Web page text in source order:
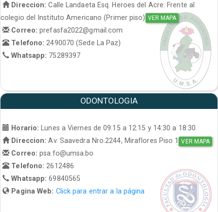
Direccion: Calle Landaeta Esq. Heroes del Acre: Frente al
colegio del Instituto Americano (Primer piso) VER MAPA
Correo:prefasfa2022@gmail.com
Telefono: 2490070 (Sede La Paz)
Whatsapp: 75289397
ODONTOLOGIA
Horario: Lunes a Viernes de 09:15 a 12:15 y 14:30 a 18:30
Direccion: Av. Saavedra Nro.2244, Miraflores Piso 1 VER MAPA
Correo:psa.fo@umsa.bo
Telefono:2612486
Whatsapp:69840565
Pagina Web: Click para entrar a la página